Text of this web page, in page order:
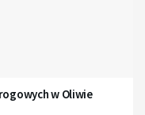
w Oliwie